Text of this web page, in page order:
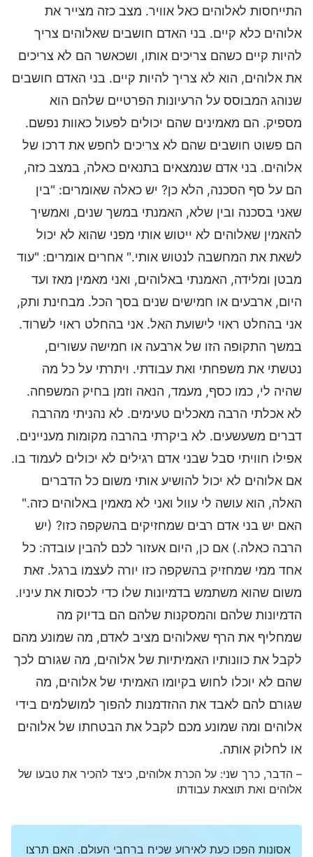
התייחסות לאלוהים כאל אוויר. מצב כזה מצייר את
אלוהים כלא קיים. בני האדם חושבים שאלוהים צריך
להיות קיים כשהם צריכים אותו, ושכאשר הם לא צריכים
את אלוהים, הוא לא צריך להיות קיים. בני האדם חושבים
שנוהג המבוסס על הרעיונות הפרטיים שלהם הוא
מספיק. הם מאמינים שהם יכולים לפעול כאוות נפשם.
הם פשוט חושבים שהם לא צריכים לחפש את דרכו של
אלוהים. בני אדם שנמצאים בתנאים כאלה, במצב כזה,
הם על סף הסכנה, הלא כן? יש כאלה שאומרים: "בין
שאני בסכנה ובין שלא, האמנתי במשך שנים, ואמשיך
להאמין שאלוהים לא ייטוש אותי מפני שהוא לא יכול
לשאת את המחשבה לנטוש אותי." אחרים אומרים: "עוד
מבטן ומלידה, האמנתי באלוהים, ואני מאמין מאז ועד
היום, ארבעים או חמישים שנים בסך הכל. מבחינת ותק,
אני בהחלט ראוי לישועת האל. אני בהחלט ראוי לשרוד.
במשך התקופה הזו של ארבעה או חמישה עשורים,
נטשתי את משפחתי ואת עבודתי. ויתרתי על כל מה
שהיה לי, כמו כסף, מעמד, הנאה וזמן בחיק המשפחה.
לא אכלתי הרבה מאכלים טעימים. לא נהניתי מהרבה
דברים משעשעים. לא ביקרתי בהרבה מקומות מעניינים.
אפילו חוויתי סבל שבני אדם רגילים לא יכולים לעמוד בו.
אם אלוהים לא יכול להושיע אותי משום כל הדברים
האלה, הוא עושה לי עוול ואני לא מאמין באלוהים כזה."
האם יש בני אדם רבים שמחזיקים בהשקפה כזו? (יש
הרבה כאלה.) אם כן, היום אעזור לכם להבין עובדה: כל
אחד ממי שמחזיק בהשקפה כזו יורה לעצמו ברגל. זאת
משום שהוא משתמש בדמיונות שלו כדי לכסות את עיניו.
הדמיונות שלהם והמסקנות שלהם הם בדיוק מה
שמחליף את הרף שאלוהים מציב לאדם, מה שמונע מהם
לקבל את כוונותיו האמיתיות של אלוהים, מה שגורם לכך
שהם לא יוכלו לחוש בקיומו האמיתי של אלוהים, מה
שגורם להם לאבד את ההזדמנות להפוך למושלמים בידי
אלוהים ומה שמונע מכם לקבל את הבטחתו של אלוהים
או לחלוק אותה.
– הדבר, כרך שני: על הכרת אלוהים, כיצד להכיר את טבעו של
אלוהים ואת תוצאת עבודתו
אסונות הפכו כעת לאירוע שכיח ברחבי העולם. האם תרצו